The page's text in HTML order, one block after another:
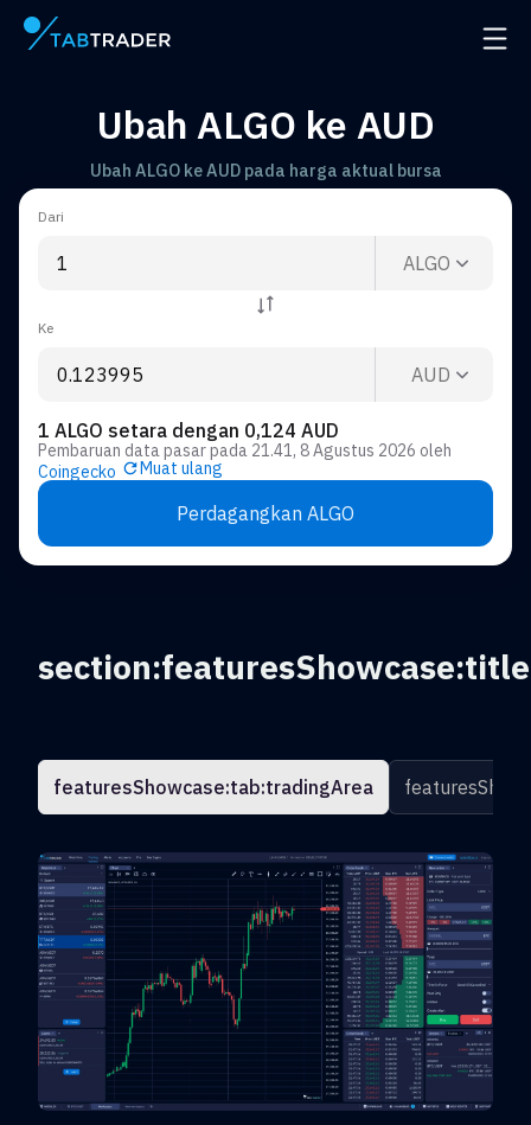
Halaman utama Buka
Ubah ALGO ke AUD
Ubah ALGO ke AUD pada harga aktual bursa
Dari
ALGO
Ke
AUD
1 ALGO setara dengan 0,124 AUD
Pembaruan data pasar pada 21.41, 8 Agustus 2026 oleh
Coingecko
Muat ulang
Perdagangkan ALGO
section:featuresShowcase:title
featuresShowcase:tab:tradingArea